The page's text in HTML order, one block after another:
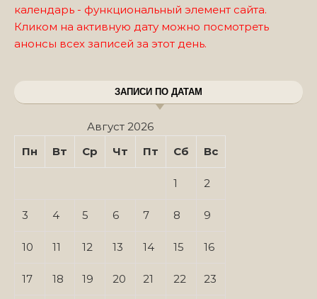
календарь - функциональный элемент сайта.
Кликом на активную дату можно посмотреть
анонсы всех записей за этот день.
ЗАПИСИ ПО ДАТАМ
Август 2026
Пн
Вт Ср Чт Пт Сб Вс
1 2
3 4 5 6 7 8 9
10 11 12 13 14 15 16
17 18 19 20 21 22 23